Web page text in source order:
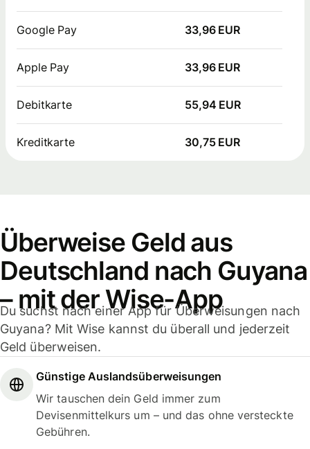
Google Pay 33,96 EUR
Apple Pay 33,96 EUR
Debitkarte 55,94 EUR
Kreditkarte 30,75 EUR
Überweise Geld aus
Deutschland nach Guyana
– mit der Wise-App
Du suchst nach einer App für Überweisungen nach
Guyana? Mit Wise kannst du überall und jederzeit
Geld überweisen.
Günstige Auslandsüberweisungen
Wir tauschen dein Geld immer zum
Devisenmittelkurs um – und das ohne versteckte
Gebühren.